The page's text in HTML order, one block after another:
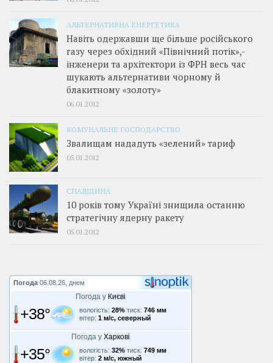
АЛЬТЕРНАТИВНА ЕНЕРГЕТИКА
Навіть одержавши ще більше російського
газу через обхідний «Північний потік»,­
інженери та архітектори із ФРН весь час
шукають альтернативи чорному й
блакитному «золоту»
06.01.2012
КОМУНАЛЬНЕ ГОСПОДАРСТВО
Звалищам нададуть «зелений» тариф
05.01.2012
СПАДЩИНА
10 років тому Україні знищила останню
стратегічну ядерну ракету
05.01.2012
Погода 06.08.26, днем
Погода у Києві
+38° вологість: 28% тиск: 746 мм
вітер: 1 м/с, северный
Погода у Харкові
+35° вологість: 32% тиск: 749 мм
вітер: 2 м/с, южный